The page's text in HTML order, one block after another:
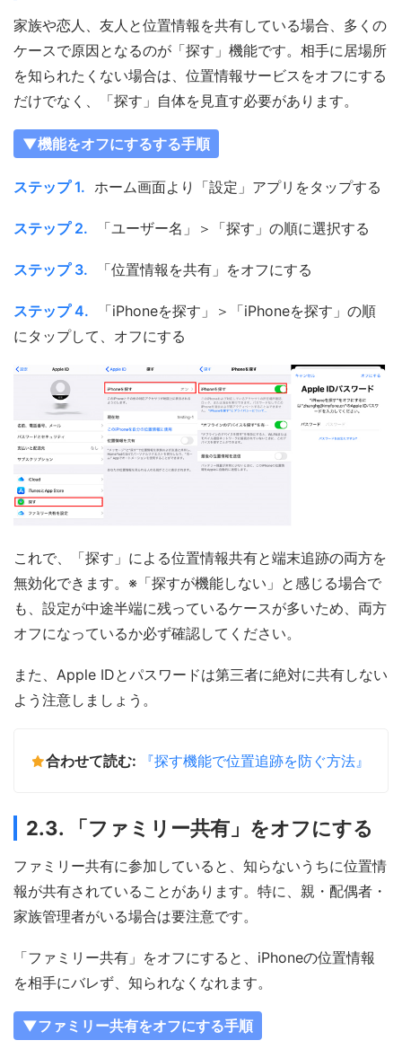
家族や恋人、友人と位置情報を共有している場合、多くの
ケースで原因となるのが「探す」機能です。相手に居場所
を知られたくない場合は、位置情報サービスをオフにする
だけでなく、「探す」自体を見直す必要があります。
▼機能をオフにするする手順
ステップ 1. ホーム画面より「設定」アプリをタップする
ステップ 2. 「ユーザー名」＞「探す」の順に選択する
ステップ 3. 「位置情報を共有」をオフにする
ステップ 4.
「iPhoneを探す」＞「iPhoneを探す」の順
にタップして、オフにする
これで、「探す」による位置情報共有と端末追跡の両方を
無効化できます。※「探すが機能しない」と感じる場合で
も、設定が中途半端に残っているケースが多いため、両方
オフになっているか必ず確認してください。
また、Apple IDとパスワードは第三者に絶対に共有しない
よう注意しましょう。
合わせて読む: 『探す機能で位置追跡を防ぐ方法』
2.3. 「ファミリー共有」をオフにする
ファミリー共有に参加していると、知らないうちに位置情
報が共有されていることがあります。特に、親・配偶者・
家族管理者がいる場合は要注意です。
「ファミリー共有」をオフにすると、iPhoneの位置情報
を相手にバレず、知られなくなれます。
▼ファミリー共有をオフにする手順